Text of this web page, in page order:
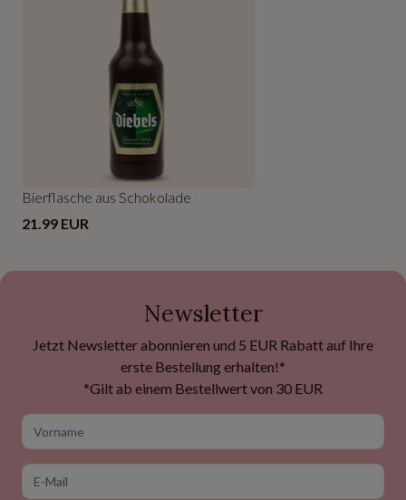
Bierflasche aus Schokolade
21.99 EUR
Newsletter
Jetzt Newsletter abonnieren und 5 EUR Rabatt auf Ihre
erste Bestellung erhalten!*
*Gilt ab einem Bestellwert von 30 EUR